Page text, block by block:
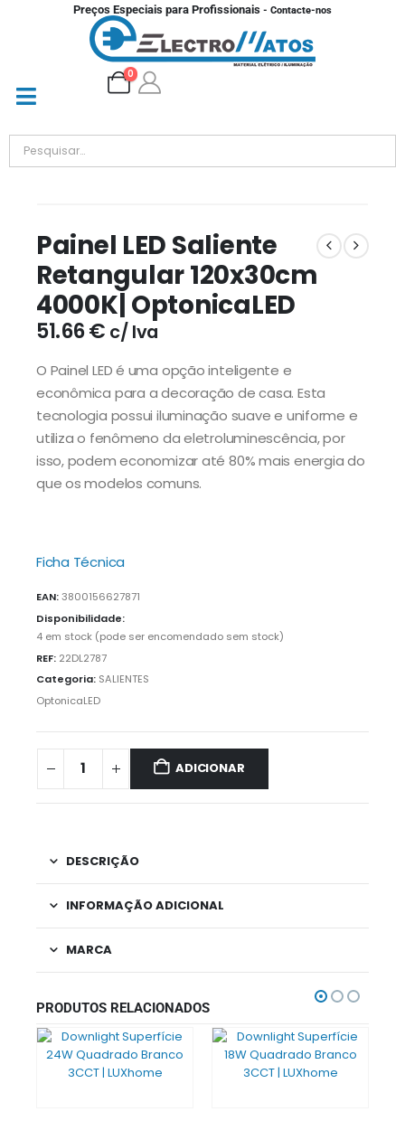
Preços Especiais para Profissionais - Contacte-nos
0
Painel LED Saliente
Retangular 120x30cm
4000K| OptonicaLED
51.66€ c/ Iva
O Painel LED é uma opção inteligente e
econômica para a decoração de casa. Esta
tecnologia possui iluminação suave e uniforme e
utiliza o fenômeno da eletroluminescência, por
isso, podem economizar até 80% mais energia do
que os modelos comuns.
Ficha Técnica
EAN:3800156627871
Disponibilidade:
4 em stock (pode ser encomendado sem stock)
REF: 22DL2787
Categoria: SALIENTES
OptonicaLED
ADICIONAR
DESCRIÇÃO
INFORMAÇÃO ADICIONAL
MARCA
PRODUTOS RELACIONADOS